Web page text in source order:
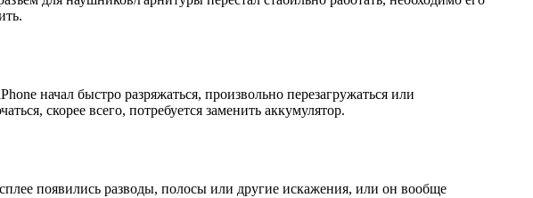
начал быстро разряжаться, произвольно перезагружаться или
скорее всего, потребуется заменить аккумулятор.
появились разводы, полосы или другие искажения, или он вообще